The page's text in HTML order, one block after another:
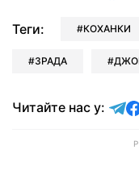
Теги: КОХАНКИ
ЗРАДА
Читайте нас у: